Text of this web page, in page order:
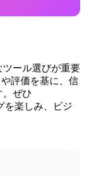
ツール選びが重要
評価を基に、信
。ぜひ
を楽しみ、ビジ